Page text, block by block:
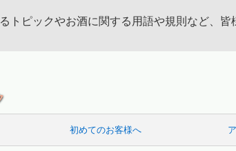
トピックやお酒に関する用語や規則など、皆
初めてのお客様へ